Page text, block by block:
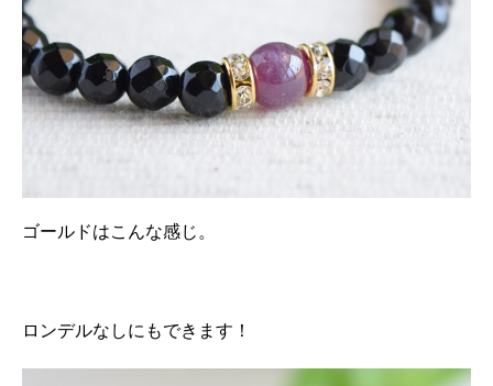
ゴールドはこんな感じ。
ロンデルなしにもできます！